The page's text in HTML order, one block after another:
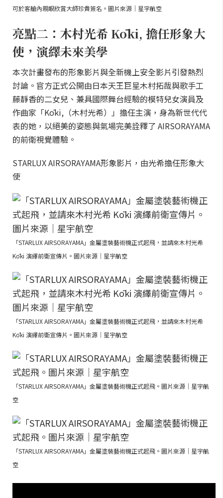
可於客艙內親眼欣賞大師珍貴簽名。圖片來源｜星宇航空
亮點二：木村光希 Kōki, 擔任形象大
使，演繹未來美學
本次計畫發布的形象影片與全新機上安全影片引發熱烈
討論。官方正式公開由日本天王巨星木村拓哉與歌手工
藤靜香的二女兒、兼具國際舞台經驗的模特兒女演員及
作曲家「Kōki,（木村光希）」擔任主演，身為新世代代
表的她，以絕美的姿態與氣場完美詮釋了 AIRSORAYAMA
的前衛視覺體驗。
STARLUX AIRSORAYAMA形象影片，由光希擔任形象大
使
「STARLUX AIRSORAYAMA」金屬塗裝藝術機正式起飛，並請來木村光希
Kōki 演繹前衛宣傳片。圖片來源｜星宇航空
「STARLUX AIRSORAYAMA」金屬塗裝藝術機正式起飛，並請來木村光希
Kōki 演繹前衛宣傳片。圖片來源｜星宇航空
「STARLUX AIRSORAYAMA」金屬塗裝藝術機正式起飛。圖片來源｜星宇航
空
「STARLUX AIRSORAYAMA」金屬塗裝藝術機正式起飛。圖片來源｜星宇航
空